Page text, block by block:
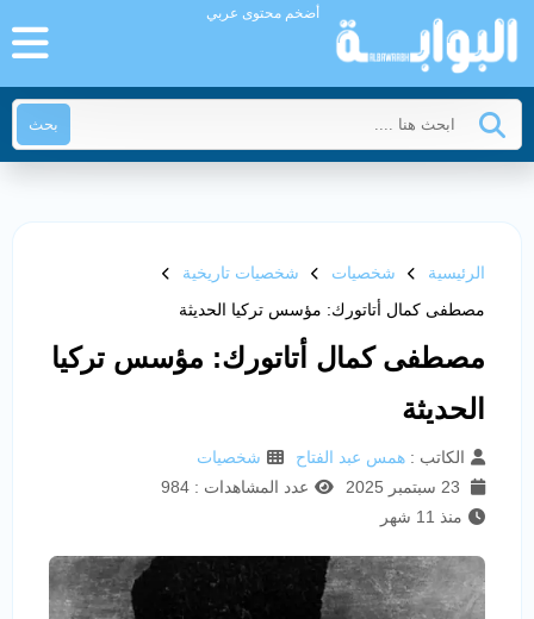
أضخم محتوى عربي
بحث
الرئيسية شخصيات
شخصيات تاريخية
مصطفى كمال أتاتورك: مؤسس تركيا الحديثة
مصطفى كمال أتاتورك: مؤسس تركيا
الحديثة
الكاتب : همس عبد الفتاح
شخصيات
عدد المشاهدات : 984
منذ 11 شهر